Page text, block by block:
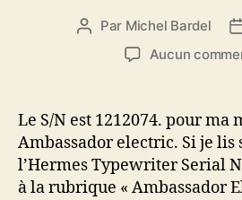
Auteur
l’article
Par Michel Bardel
Aucun
Le S/N est 1212074. pour ma
Ambassador electric. Si je
l’Hermes Typewriter Serial
à la rubrique « Ambassador